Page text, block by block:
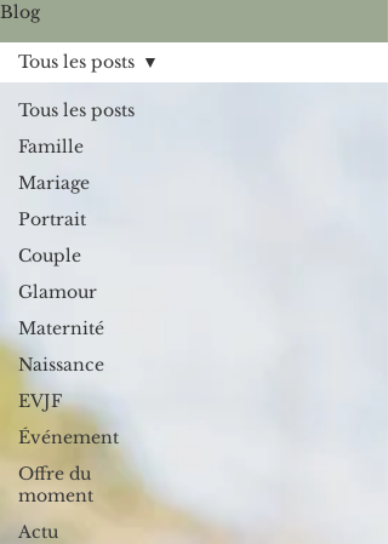
Blog
Tous les posts
Famille
Mariage
Portrait
Couple
Glamour
Maternité
Naissance
EVJF
Événement
Offre du
moment
Actu
Tous les posts